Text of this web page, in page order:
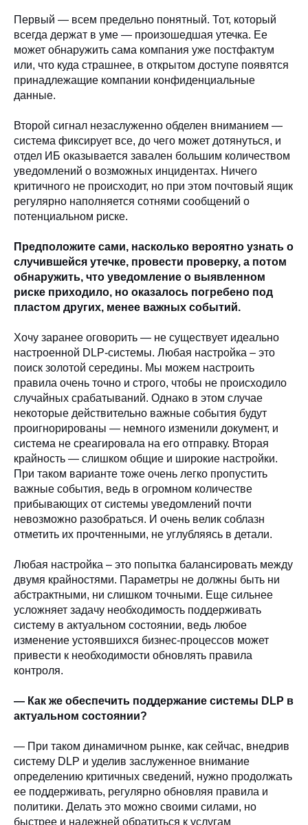
Первый — всем предельно понятный. Тот, который
всегда держат в уме — произошедшая утечка. Ее
может обнаружить сама компания уже постфактум
или, что куда страшнее, в открытом доступе появятся
принадлежащие компании конфиденциальные
данные.
Второй сигнал незаслуженно обделен вниманием —
система фиксирует все, до чего может дотянуться, и
отдел ИБ оказывается завален большим количеством
уведомлений о возможных инцидентах. Ничего
критичного не происходит, но при этом почтовый ящик
регулярно наполняется сотнями сообщений о
потенциальном риске.
Предположите сами, насколько вероятно узнать о
случившейся утечке, провести проверку, а потом
обнаружить, что уведомление о выявленном
риске приходило, но оказалось погребено под
пластом других, менее важных событий.
Хочу заранее оговорить — не существует идеально
настроенной DLP-системы. Любая настройка – это
поиск золотой середины. Мы можем настроить
правила очень точно и строго, чтобы не происходило
случайных срабатываний. Однако в этом случае
некоторые действительно важные события будут
проигнорированы — немного изменили документ, и
система не среагировала на его отправку. Вторая
крайность — слишком общие и широкие настройки.
При таком варианте тоже очень легко пропустить
важные события, ведь в огромном количестве
прибывающих от системы уведомлений почти
невозможно разобраться. И очень велик соблазн
отметить их прочтенными, не углубляясь в детали.
Любая настройка – это попытка балансировать между
двумя крайностями. Параметры не должны быть ни
абстрактными, ни слишком точными. Еще сильнее
усложняет задачу необходимость поддерживать
систему в актуальном состоянии, ведь любое
изменение устоявшихся бизнес-процессов может
привести к необходимости обновлять правила
контроля.
— Как же обеспечить поддержание системы DLP в
актуальном состоянии?
— При таком динамичном рынке, как сейчас, внедрив
систему DLP и уделив заслуженное внимание
определению критичных сведений, нужно продолжать
ее поддерживать, регулярно обновляя правила и
политики. Делать это можно своими силами, но
быстрее и надежней обратиться к услугам